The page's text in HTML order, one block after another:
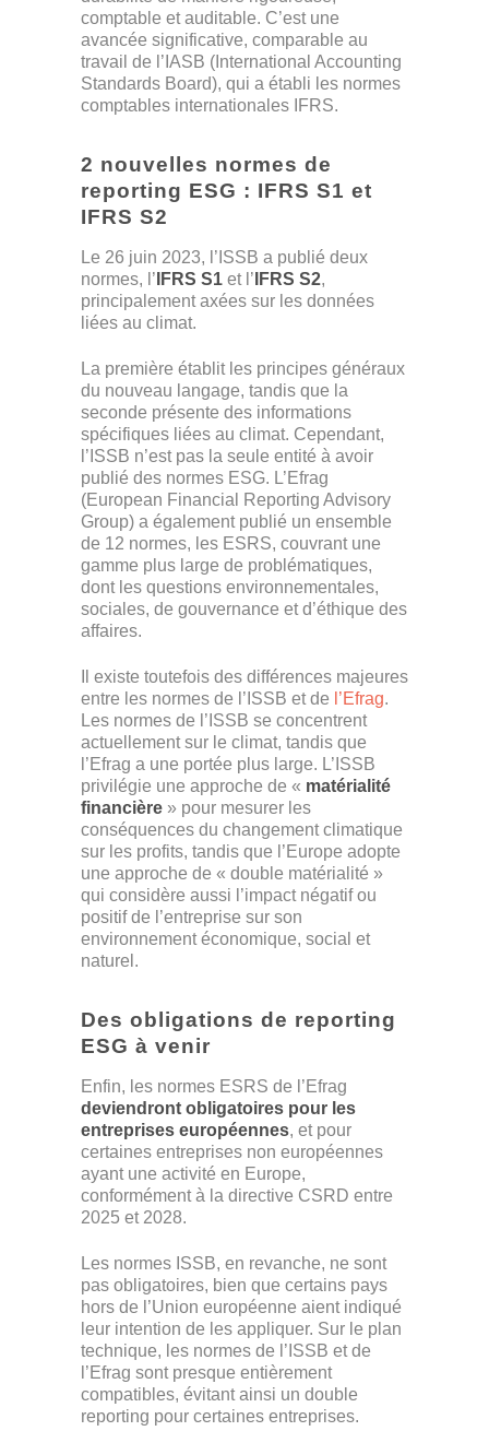
comptable et auditable. C’est une
avancée significative, comparable au
travail de l’IASB (International Accounting
Standards Board), qui a établi les normes
comptables internationales IFRS.
2 nouvelles normes de
reporting ESG : IFRS S1 et
IFRS S2
Le 26 juin 2023, l’ISSB a publié deux
normes, l’ IFRS S1 et l’ IFRS S2,
principalement axées sur les données
liées au climat.
La première établit les principes généraux
du nouveau langage, tandis que la
seconde présente des informations
spécifiques liées au climat. Cependant,
l’ISSB n’est pas la seule entité à avoir
publié des normes ESG. L’Efrag
(European Financial Reporting Advisory
Group) a également publié un ensemble
de 12 normes, les ESRS, couvrant une
gamme plus large de problématiques,
dont les questions environnementales,
sociales, de gouvernance et d’éthique des
affaires.
Il existe toutefois des différences majeures
entre les normes de l’ISSB et de l’Efrag.
Les normes de l’ISSB se concentrent
actuellement sur le climat, tandis que
l’Efrag a une portée plus large. L’ISSB
privilégie une approche de « matérialité
financière » pour mesurer les
conséquences du changement climatique
sur les profits, tandis que l’Europe adopte
une approche de « double matérialité »
qui considère aussi l’impact négatif ou
positif de l’entreprise sur son
environnement économique, social et
naturel.
Des obligations de reporting
ESG à venir
Enfin, les normes ESRS de l’Efrag
deviendront obligatoires pour les
entreprises européennes, et pour
certaines entreprises non européennes
ayant une activité en Europe,
conformément à la directive CSRD entre
2025 et 2028.
Les normes ISSB, en revanche, ne sont
pas obligatoires, bien que certains pays
hors de l’Union européenne aient indiqué
leur intention de les appliquer. Sur le plan
technique, les normes de l’ISSB et de
l’Efrag sont presque entièrement
compatibles, évitant ainsi un double
reporting pour certaines entreprises.